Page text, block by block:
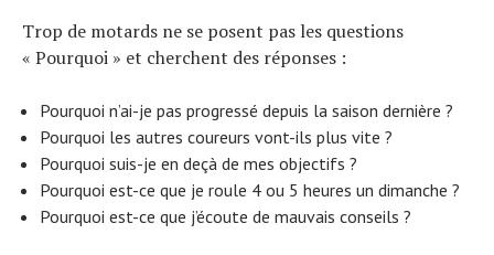
Trop de motards ne se posent pas les questions
« Pourquoi » et cherchent des réponses :
Pourquoi n’ai-je pas progressé depuis la saison dernière ?
Pourquoi les autres coureurs vont-ils plus vite ?
Pourquoi suis-je en deçà de mes objectifs ?
Pourquoi est-ce que je roule 4 ou 5 heures un dimanche ?
Pourquoi est-ce que j’écoute de mauvais conseils ?